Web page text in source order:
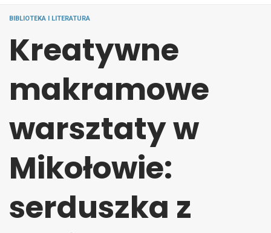
BIBLIOTEKA I LITERATURA
Kreatywne
makramowe
warsztaty w
Mikołowie:
serduszka z